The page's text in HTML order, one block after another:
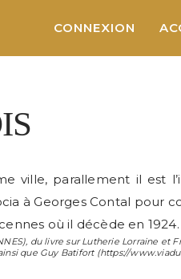
CONNEXION
ville, parallement il est
à Georges Contal pour
où il décède en 1924.
), du livre sur Lutherie Lorraine et
que Guy Batifort(https://